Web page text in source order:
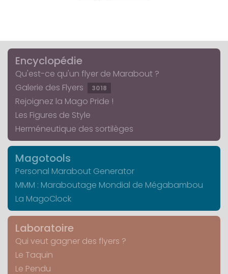
Encyclopédie
Qu'est-ce qu'un flyer de Marabout ?
Galerie des Flyers
3018
Rejoignez la Mago Pride !
Les Figures de Style
Herméneutique des sortilèges
Magotools
Personal Marabout Generator
MMM : Maraboutage Mondial de Mégabambou
La MagoClock
Laboratoire
Qui veut gagner des flyers ?
Le Taquin
Le Pendu